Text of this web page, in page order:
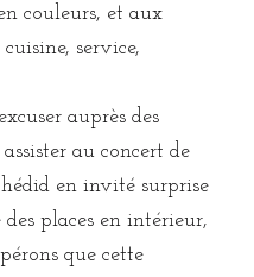
couleurs, et aux
service,
auprès des
au concert de
en invité surprise
places en intérieur,
que cette